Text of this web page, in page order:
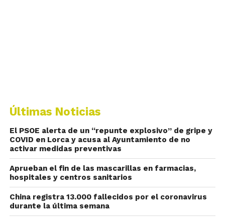
Últimas Noticias
El PSOE alerta de un “repunte explosivo” de gripe y
COVID en Lorca y acusa al Ayuntamiento de no
activar medidas preventivas
Aprueban el fin de las mascarillas en farmacias,
hospitales y centros sanitarios
China registra 13.000 fallecidos por el coronavirus
durante la última semana